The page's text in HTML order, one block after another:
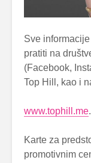
Sve
pratiti na
(Facebook,
Top Hill, kao i
www.tophill.me.
Karte za
promotivnim